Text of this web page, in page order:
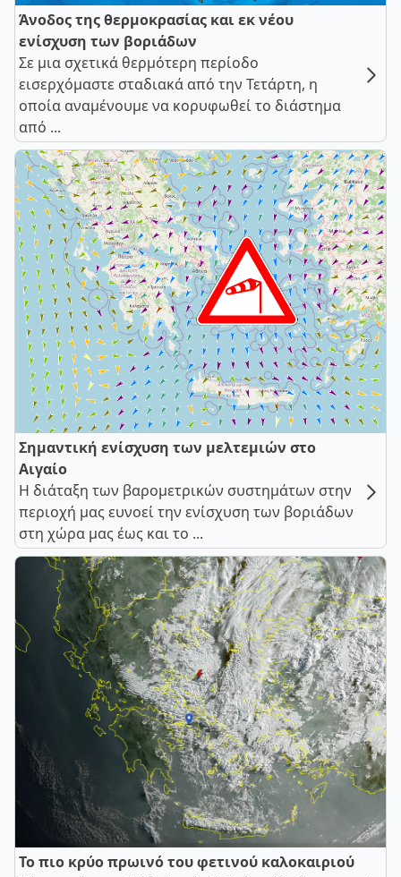
Άνοδος της θερμοκρασίας και εκ νέου
ενίσχυση των βοριάδων
Σε μια σχετικά θερμότερη περίοδο
εισερχόμαστε σταδιακά από την Τετάρτη, η
οποία αναμένουμε να κορυφωθεί το διάστημα
από ...
Σημαντική ενίσχυση των μελτεμιών στο
Αιγαίο
Η διάταξη των βαρομετρικών συστημάτων στην
περιοχή μας ευνοεί την ενίσχυση των βοριάδων
στη χώρα μας έως και το ...
Το πιο κρύο πρωινό του φετινού καλοκαιριού